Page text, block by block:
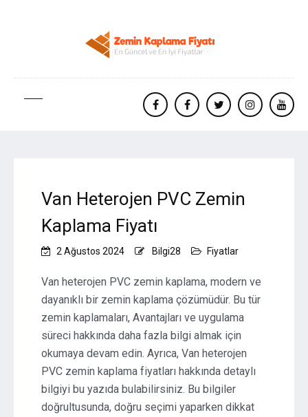
facebookFacebooktwitterinstagram
Van Heterojen PVC Zemin
Kaplama Fiyatı
2 Ağustos 2024 Bilgi28 Fiyatlar
Van heterojen PVC zemin kaplama, modern ve
dayanıklı bir zemin kaplama çözümüdür. Bu tür
zemin kaplamaları, Avantajları ve uygulama
süreci hakkında daha fazla bilgi almak için
okumaya devam edin. Ayrıca, Van heterojen
PVC zemin kaplama fiyatları hakkında detaylı
bilgiyi bu yazıda bulabilirsiniz. Bu bilgiler
doğrultusunda, doğru seçimi yaparken dikkat